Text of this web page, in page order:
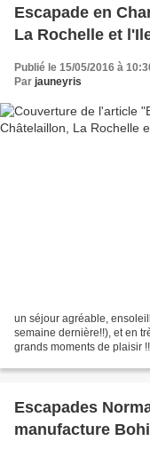
Escapade en
La Rochelle et
Publié le 15/05/2016 à
Par jauneyris
un séjour agréable,
semaine dernière!!), et en
grands moments de plaisir
Escapades
manufacture